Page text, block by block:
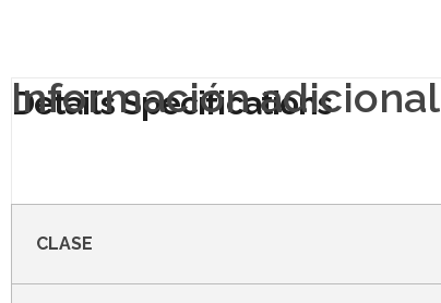
Información adicional
CLASE